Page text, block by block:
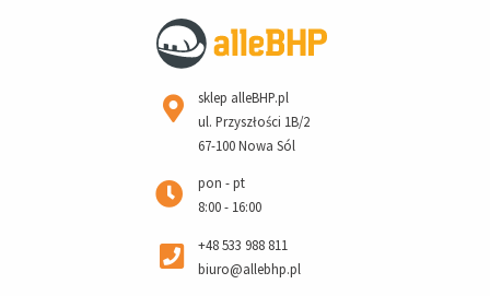
sklep alleBHP.pl
ul. Przyszłości 1B/2
67-100 Nowa Sól
pon - pt
8:00 - 16:00
+48 533 988 811
biuro@allebhp.pl